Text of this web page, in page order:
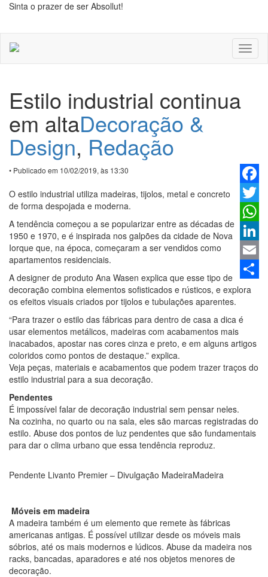
Sinta o prazer de ser Absollut!
Estilo industrial continua
em altaDecoração &
Design, Redação
• Publicado em 10/02/2019, às 13:30
Twitter
Email
Share
O estilo industrial utiliza madeiras, tijolos, metal e concreto
de forma despojada e moderna.
A tendência começou a se popularizar entre as décadas de
1950 e 1970, e é inspirada nos galpões da cidade de Nova
Iorque que, na época, começaram a ser vendidos como
apartamentos residenciais.
A designer de produto Ana Wasen explica que esse tipo de
decoração combina elementos sofisticados e rústicos, e explora
os efeitos visuais criados por tijolos e tubulações aparentes.
“Para trazer o estilo das fábricas para dentro de casa a dica é
usar elementos metálicos, madeiras com acabamentos mais
inacabados, apostar nas cores cinza e preto, e em alguns artigos
coloridos como pontos de destaque.” explica.
Veja peças, materiais e acabamentos que podem trazer traços do
estilo industrial para a sua decoração.
Pendentes
É impossível falar de decoração industrial sem pensar neles.
Na cozinha, no quarto ou na sala, eles são marcas registradas do
estilo. Abuse dos pontos de luz pendentes que são fundamentais
para dar o clima urbano que essa tendência reproduz.
Pendente Livanto Premier – Divulgação MadeiraMadeira
Móveis em madeira
A madeira também é um elemento que remete às fábricas
americanas antigas. É possível utilizar desde os móveis mais
sóbrios, até os mais modernos e lúdicos. Abuse da madeira nos
racks, bancadas, aparadores e até nos objetos menores de
decoração.